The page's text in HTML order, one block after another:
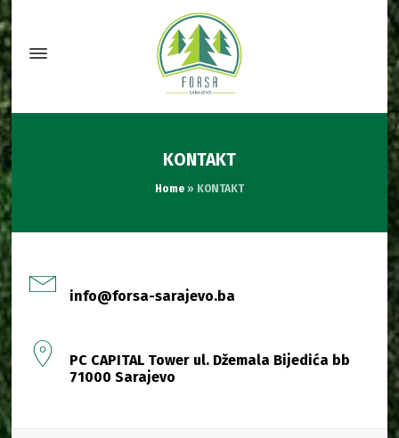
KONTAKT
Home» KONTAKT
info@forsa-sarajevo.ba
PC CAPITAL Tower ul. Džemala Bijedića bb
71000 Sarajevo